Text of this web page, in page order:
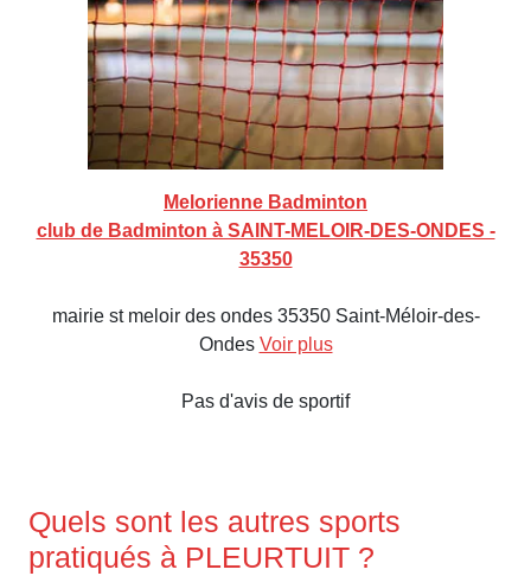
Melorienne Badminton
club de Badminton à SAINT-MELOIR-DES-ONDES -
35350
mairie st meloir des ondes 35350 Saint-Méloir-des-
Ondes Voir plus
Pas d'avis de sportif
Quels sont les autres sports
pratiqués à PLEURTUIT ?